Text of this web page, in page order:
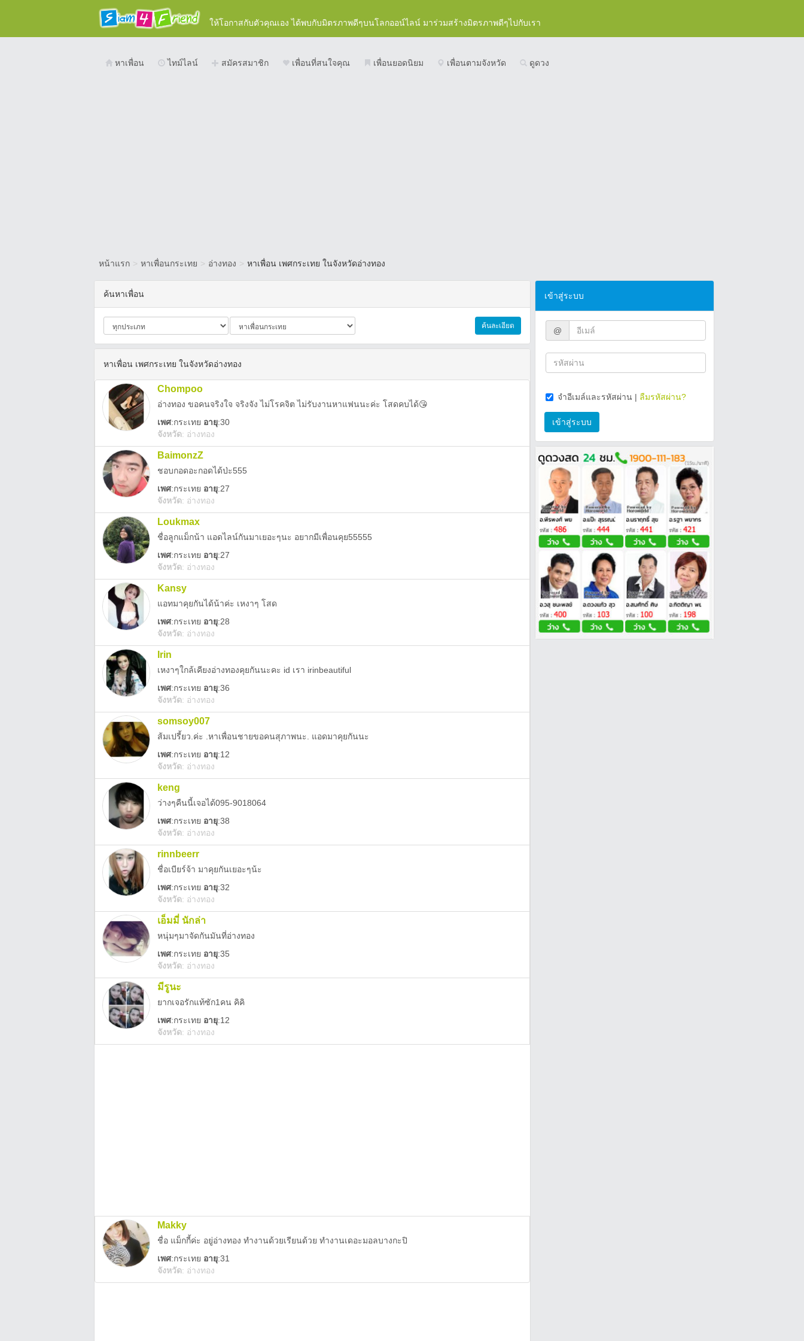
ให้โอกาสกับตัวคุณเอง ได้พบกับมิตรภาพดีๆบนโลกออน์ไลน์ มาร่วมสร้างมิตรภาพดีๆไปกับเรา
หาเพื่อน ไทม์ไลน์ สมัครสมาชิก เพื่อนที่สนใจคุณ เพื่อนยอดนิยม เพื่อนตามจังหวัด ดูดวง
หน้าแรก > หาเพื่อนกระเทย > อ่างทอง > หาเพื่อน เพศกระเทย ในจังหวัดอ่างทอง
ค้นหาเพื่อน
ค้นละเอียด
หาเพื่อน เพศกระเทย ในจังหวัดอ่างทอง
Chompoo
อ่างทอง ขอคนจริงใจ จริงจัง ไม่โรคจิต ไม่รับงานหาแฟนนะค่ะ โสดคบได้😘
เพศ:กระเทย อายุ:30
จังหวัด: อ่างทอง
BaimonzZ
ชอบกอดอะกอดได้ป่ะ555
เพศ:กระเทย อายุ:27
จังหวัด: อ่างทอง
Loukmax
ชื่อลูกแม็กน้า แอดไลน์กันมาเยอะๆนะ อยากมีเพื่อนคุย55555
เพศ:กระเทย อายุ:27
จังหวัด: อ่างทอง
Kansy
แอทมาคุยกันได้น้าค่ะ เหงาๆ โสด
เพศ:กระเทย อายุ:28
จังหวัด: อ่างทอง
Irin
เหงาๆใกล้เคียงอ่างทองคุยกันนะคะ id เรา irinbeautiful
เพศ:กระเทย อายุ:36
จังหวัด: อ่างทอง
somsoy007
ส้มเปรี้ยว.ค่ะ .หาเพื่อนชายขอคนสุภาพนะ. แอดมาคุยกันนะ
เพศ:กระเทย อายุ:12
จังหวัด: อ่างทอง
keng
ว่างๆคืนนี้เจอได้095-9018064
เพศ:กระเทย อายุ:38
จังหวัด: อ่างทอง
rinnbeerr
ชื่อเบียร์จ้า มาคุยกันเยอะๆน้ะ
เพศ:กระเทย อายุ:32
จังหวัด: อ่างทอง
เอ็มมี่ นักล่า
หนุ่มๆมาจัดกันมันที่อ่างทอง
เพศ:กระเทย อายุ:35
จังหวัด: อ่างทอง
มีรูนะ
ยากเจอรักแท้ซัก1คน คิคิ
เพศ:กระเทย อายุ:12
จังหวัด: อ่างทอง
Makky
ชื่อ แม็กกี้ค่ะ อยู่อ่างทอง ทำงานด้วยเรียนด้วย ทำงานเดอะมอลบางกะปิ
เพศ:กระเทย อายุ:31
จังหวัด: อ่างทอง
เข้าสู่ระบบ
@
จำอีเมล์และรหัสผ่าน | ลืมรหัสผ่าน?
เข้าสู่ระบบ